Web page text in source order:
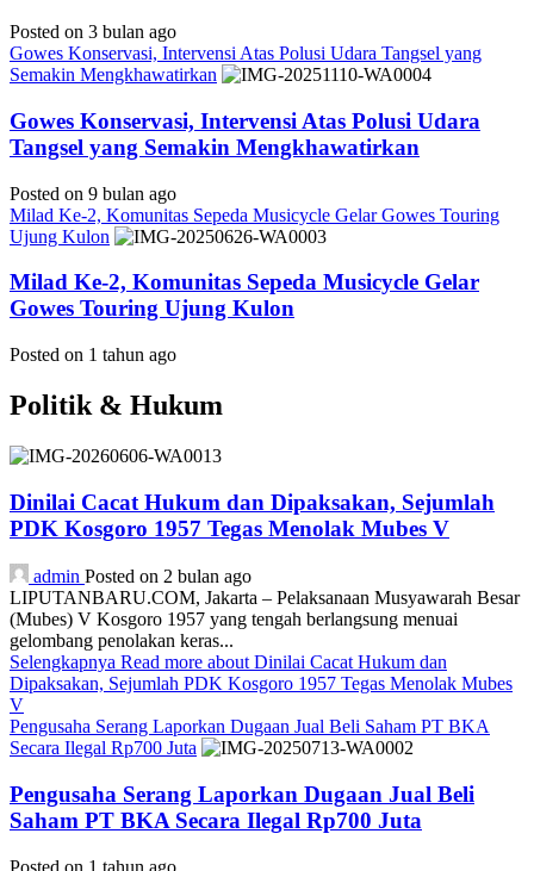
Posted on 3 bulan ago
Gowes Konservasi, Intervensi Atas Polusi Udara Tangsel yang
Semakin Mengkhawatirkan
Gowes Konservasi, Intervensi Atas Polusi Udara
Tangsel yang Semakin Mengkhawatirkan
Posted on 9 bulan ago
Milad Ke-2, Komunitas Sepeda Musicycle Gelar Gowes Touring
Ujung Kulon
Milad Ke-2, Komunitas Sepeda Musicycle Gelar
Gowes Touring Ujung Kulon
Posted on 1 tahun ago
Politik & Hukum
Dinilai Cacat Hukum dan Dipaksakan, Sejumlah
PDK Kosgoro 1957 Tegas Menolak Mubes V
admin Posted on 2 bulan ago
LIPUTANBARU.COM, Jakarta – Pelaksanaan Musyawarah Besar
(Mubes) V Kosgoro 1957 yang tengah berlangsung menuai
gelombang penolakan keras...
Selengkapnya Read more about Dinilai Cacat Hukum dan
Dipaksakan, Sejumlah PDK Kosgoro 1957 Tegas Menolak Mubes
V
Pengusaha Serang Laporkan Dugaan Jual Beli Saham PT BKA
Secara Ilegal Rp700 Juta
Pengusaha Serang Laporkan Dugaan Jual Beli
Saham PT BKA Secara Ilegal Rp700 Juta
Posted on 1 tahun ago